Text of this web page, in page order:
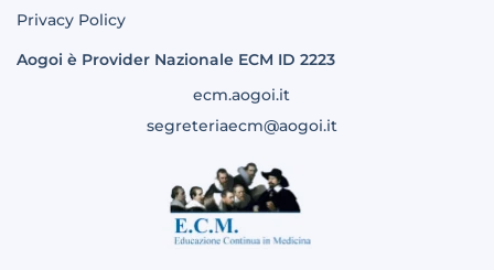
Privacy Policy
Aogoi è Provider Nazionale ECM ID 2223
ecm.aogoi.it
segreteriaecm@aogoi.it